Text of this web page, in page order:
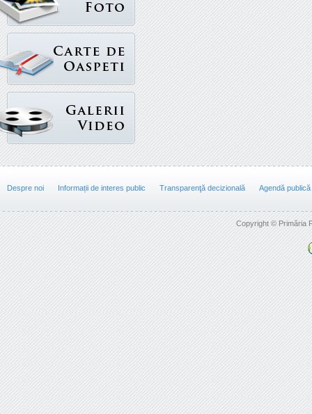
Despre noi Informații de interes public Transparenţă decizională Agendă publică
Copyright © Primăria